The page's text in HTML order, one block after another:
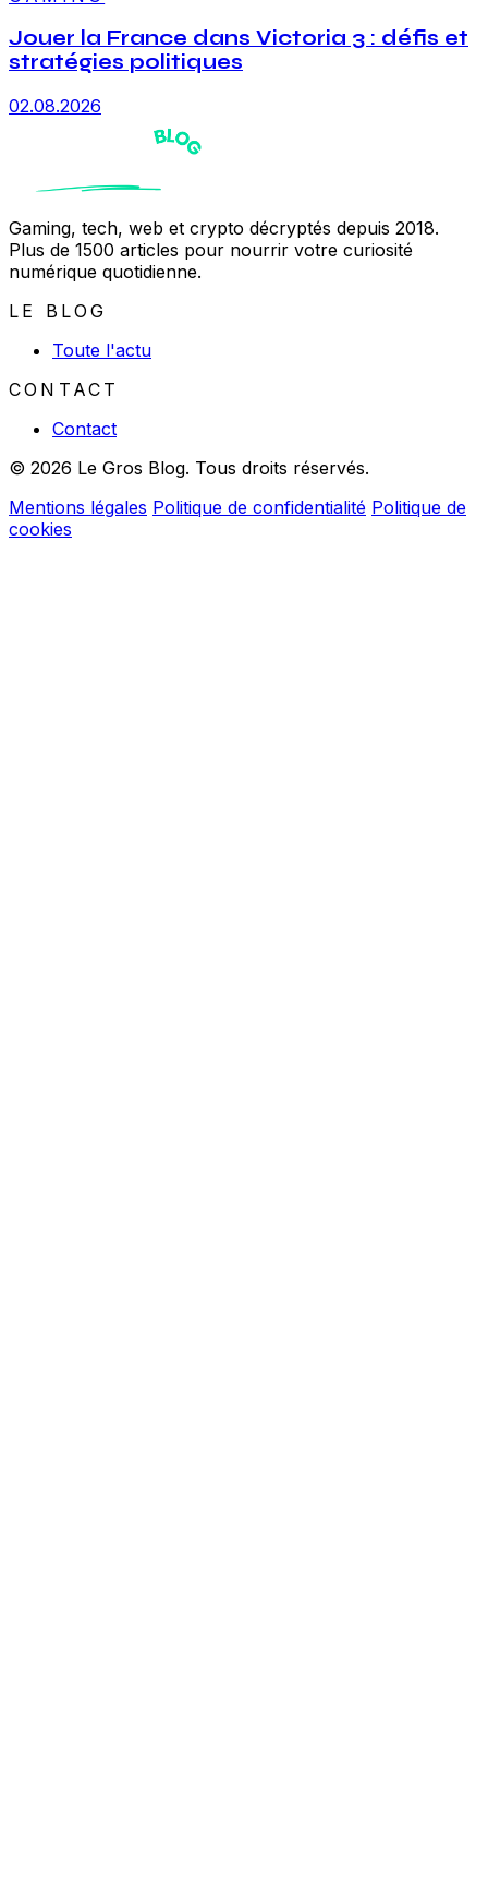
Jouer la France dans Victoria 3 : défis et
stratégies politiques
02.08.2026
Gaming, tech, web et crypto décryptés depuis 2018.
Plus de 1500 articles pour nourrir votre curiosité
numérique quotidienne.
LE BLOG
Toute l'actu
CONTACT
Contact
© 2026 Le Gros Blog. Tous droits réservés.
Mentions légales Politique de confidentialité Politique de
cookies